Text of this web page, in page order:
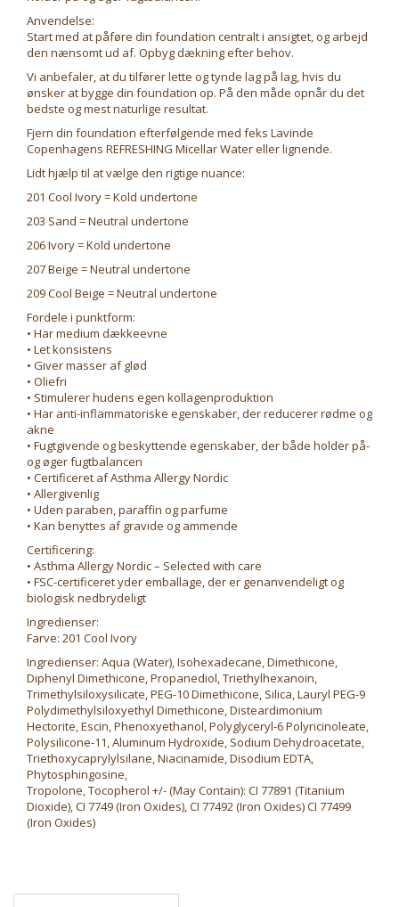
Anvendelse:
Start med at påføre din foundation centralt i ansigtet, og arbejd
den nænsomt ud af. Opbyg dækning efter behov.
Vi anbefaler, at du tilfører lette og tynde lag på lag, hvis du
ønsker at bygge din foundation op. På den måde opnår du det
bedste og mest naturlige resultat.
Fjern din foundation efterfølgende med feks Lavinde
Copenhagens REFRESHING Micellar Water eller lignende.
Lidt hjælp til at vælge den rigtige nuance:
201 Cool Ivory = Kold undertone
203 Sand = Neutral undertone
206 Ivory = Kold undertone
207 Beige = Neutral undertone
209 Cool Beige = Neutral undertone
Fordele i punktform:
• Har medium dækkeevne
• Let konsistens
• Giver masser af glød
• Oliefri
• Stimulerer hudens egen kollagenproduktion
• Har anti-inflammatoriske egenskaber, der reducerer rødme og
akne
• Fugtgivende og beskyttende egenskaber, der både holder på-
og øger fugtbalancen
• Certificeret af Asthma Allergy Nordic
• Allergivenlig
• Uden paraben, paraffin og parfume
• Kan benyttes af gravide og ammende
Certificering:
• Asthma Allergy Nordic – Selected with care
• FSC-certificeret yder emballage, der er genanvendeligt og
biologisk nedbrydeligt
Ingredienser:
Farve: 201 Cool Ivory
Ingredienser: Aqua (Water), Isohexadecane, Dimethicone,
Diphenyl Dimethicone, Propanediol, Triethylhexanoin,
Trimethylsiloxysilicate, PEG-10 Dimethicone, Silica, Lauryl PEG-9
Polydimethylsiloxyethyl Dimethicone, Disteardimonium
Hectorite, Escin, Phenoxyethanol, Polyglyceryl-6 Polyricinoleate,
Polysilicone-11, Aluminum Hydroxide, Sodium Dehydroacetate,
Triethoxycaprylylsilane, Niacinamide, Disodium EDTA,
Phytosphingosine,
Tropolone, Tocopherol +/- (May Contain): CI 77891 (Titanium
Dioxide), CI 7749 (Iron Oxides), CI 77492 (Iron Oxides) CI 77499
(Iron Oxides)